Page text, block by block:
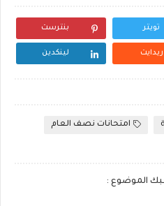
تويتر بنترست
ريدايت لينكدين
امتحانات نصف العام
الموضوع :